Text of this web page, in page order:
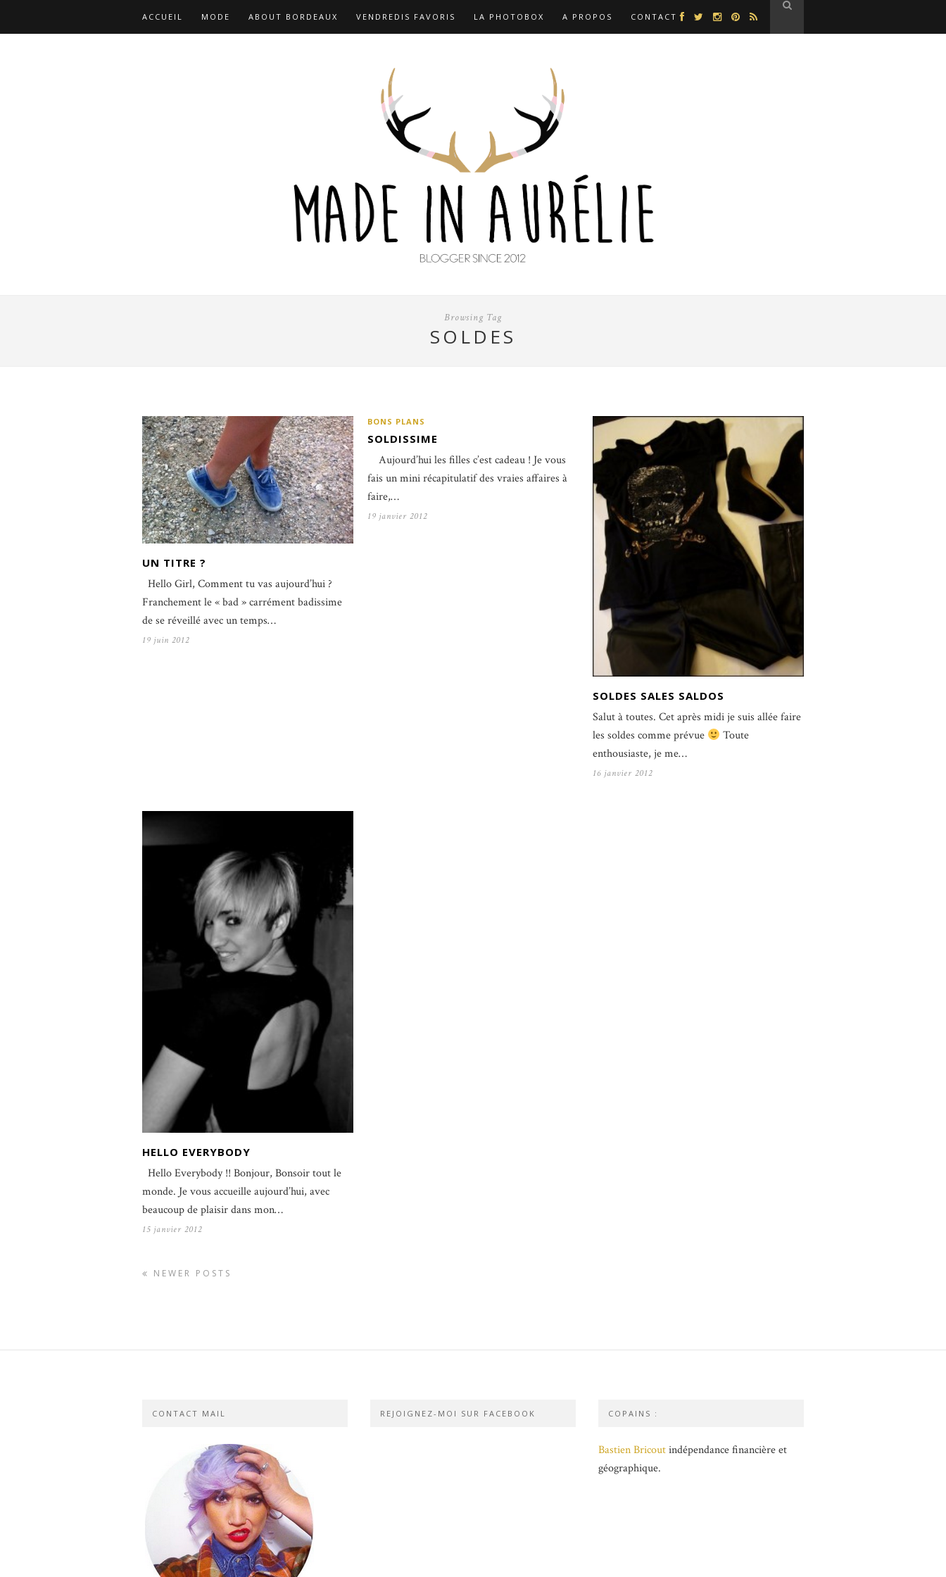
ACCUEIL MODE ABOUT BORDEAUX VENDREDIS FAVORIS LA PHOTOBOX A PROPOS CONTACT
Browsing Tag
SOLDES
UN TITRE ?
Hello Girl, Comment tu vas aujourd’hui ?
Franchement le « bad » carrément badissime
de se réveillé avec un temps…
19 juin 2012
BONS PLANS
SOLDISSIME
Aujourd’hui les filles c’est cadeau ! Je vous
fais un mini récapitulatif des vraies affaires à
faire,…
19 janvier 2012
SOLDES SALES SALDOS
Salut à toutes. Cet après midi je suis allée faire
les soldes comme prévue
Toute
enthousiaste, je me…
16 janvier 2012
HELLO EVERYBODY
Hello Everybody !! Bonjour, Bonsoir tout le
monde. Je vous accueille aujourd’hui, avec
beaucoup de plaisir dans mon…
15 janvier 2012
NEWER POSTS
CONTACT MAIL REJOIGNEZ-MOI SUR FACEBOOK COPAINS :
Bastien Bricoutindépendance financière et
géographique.